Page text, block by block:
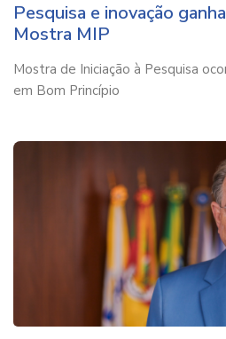
Pesquisa e inovação
Mostra MIP
Mostra de Iniciação à Pesquisa
em Bom Princípio